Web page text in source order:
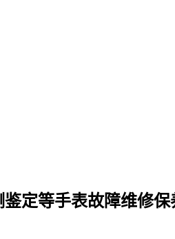
定等手表故障维修保